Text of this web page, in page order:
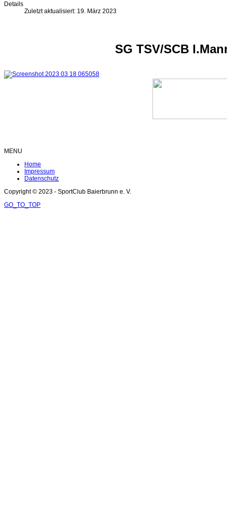
Details
Zuletzt aktualisiert: 19. März 2023
SG TSV/SCB
MENU
Home
Impressum
Datenschutz
Copyright © 2023 - SportClub Baierbrunn e. V.
GO_TO_TOP